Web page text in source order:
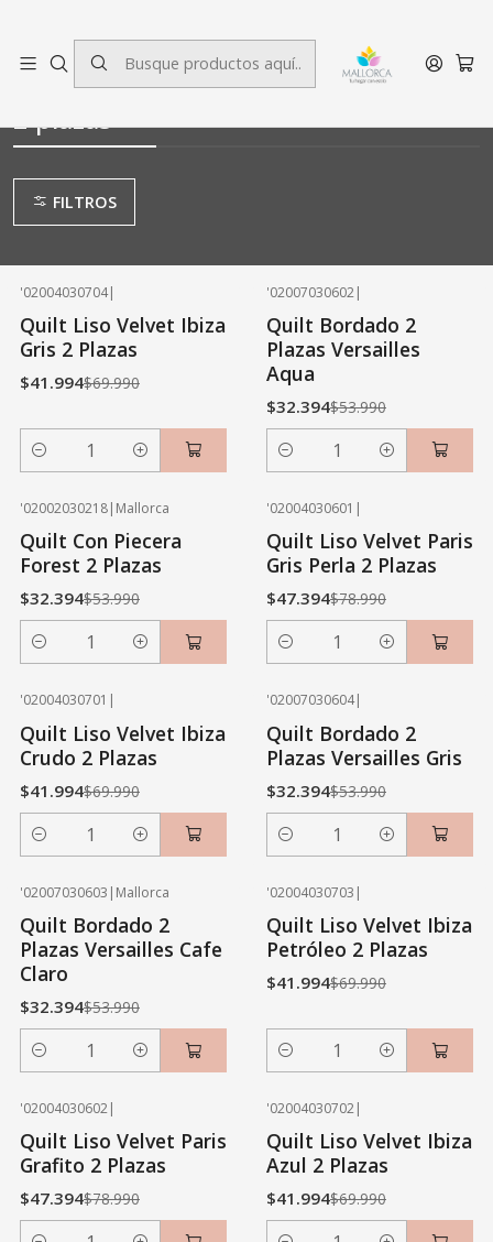
Inicio Dormitorio Quilts 2 plazas
2 plazas
FILTROS
'02004030704|
Quilt Liso Velvet Ibiza
Gris 2 Plazas
$41.994$69.990
Cantidad
'02007030602|
Quilt Bordado 2
Plazas Versailles
Aqua
$32.394$53.990
Cantidad
'02002030218| Mallorca
Quilt Con Piecera
Forest 2 Plazas
$32.394$53.990
Cantidad
'02004030601 |
Quilt Liso Velvet Paris
Gris Perla 2 Plazas
$47.394$78.990
Cantidad
'02004030701 |
Quilt Liso Velvet Ibiza
Crudo 2 Plazas
$41.994$69.990
Cantidad
'02007030604|
Quilt Bordado 2
Plazas Versailles Gris
$32.394$53.990
Cantidad
'02007030603 | Mallorca
Quilt Bordado 2
Plazas Versailles Cafe
Claro
$32.394$53.990
Cantidad
'02004030703 |
Quilt Liso Velvet Ibiza
Petróleo 2 Plazas
$41.994$69.990
Cantidad
'02004030602|
Quilt Liso Velvet Paris
Grafito 2 Plazas
$47.394$78.990
'02004030702|
Quilt Liso Velvet Ibiza
Azul 2 Plazas
$41.994$69.990